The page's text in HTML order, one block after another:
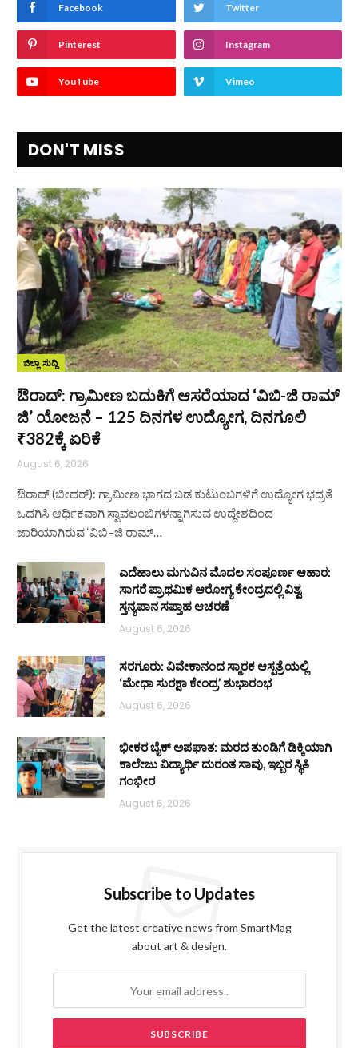
Facebook Twitter
Pinterest Instagram
YouTube Vimeo
DON'T MISS
ಜಿಲ್ಲಾ ಸುದ್ದಿ
ಔರಾದ್: ಗ್ರಾಮೀಣ ಬದುಕಿಗೆ ಆಸರೆಯಾದ ‘ವಿಬಿ-ಜಿ ರಾಮ್
ಜಿ’ ಯೋಜನೆ – 125 ದಿನಗಳ ಉದ್ಯೋಗ, ದಿನಗೂಲಿ
₹382ಕ್ಕೆ ಏರಿಕೆ
August 6, 2026
ಔರಾದ್ (ಬೀದರ್): ಗ್ರಾಮೀಣ ಭಾಗದ ಬಡ ಕುಟುಂಬಗಳಿಗೆ ಉದ್ಯೋಗ ಭದ್ರತೆ
ಒದಗಿಸಿ ಆರ್ಥಿಕವಾಗಿ ಸ್ವಾವಲಂಬಿಗಳನ್ನಾಗಿಸುವ ಉದ್ದೇಶದಿಂದ
ಜಾರಿಯಾಗಿರುವ ‘ವಿಬಿ–ಜಿ ರಾಮ್…
ಎದೆಹಾಲು ಮಗುವಿನ ಮೊದಲ ಸಂಪೂರ್ಣ ಆಹಾರ:
ಸಾಗರೆ ಪ್ರಾಥಮಿಕ ಆರೋಗ್ಯ ಕೇಂದ್ರದಲ್ಲಿ ವಿಶ್ವ
ಸ್ತನ್ಯಪಾನ ಸಪ್ತಾಹ ಆಚರಣೆ
August 6, 2026
ಸರಗೂರು: ವಿವೇಕಾನಂದ ಸ್ಮಾರಕ ಆಸ್ಪತ್ರೆಯಲ್ಲಿ
‘ಮೇಧಾ ಸುರಕ್ಷಾ ಕೇಂದ್ರ’ ಶುಭಾರಂಭ
August 6, 2026
ಭೀಕರ ಬೈಕ್ ಅಪಘಾತ: ಮರದ ತುಂಡಿಗೆ ಡಿಕ್ಕಿಯಾಗಿ
ಕಾಲೇಜು ವಿದ್ಯಾರ್ಥಿ ದುರಂತ ಸಾವು, ಇಬ್ಬರ ಸ್ಥಿತಿ
ಗಂಭೀರ
August 6, 2026
Subscribe to Updates
Get the latest creative news from SmartMag
about art & design.